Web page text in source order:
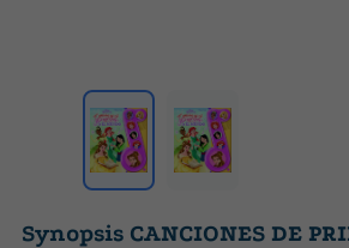
Synopsis CANCIONES DE